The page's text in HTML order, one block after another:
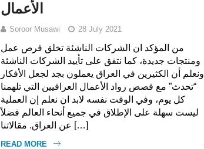
الأعمال
Soroor Musawi 28 July 2021
من المؤكد ان الشركات الناشئة تخلق فرص عمل
ومنتجات جديدة، كما نتفق على تأييد الشركات الناشئة
ونعلم أن الكثيرين في العراق يعملون بجد لجعل الأفكار
“تحدث” مع قصص رواد الأعمال العراقيين التي تلهمنا
كل يوم، وفي الوقت نفسه لابد ان نعلم إن العملية
ليست سهلة على الإطلاق في جميع أنحاء العالم فضلاً
عن العراق. مقالاتنا […]
READ MORE